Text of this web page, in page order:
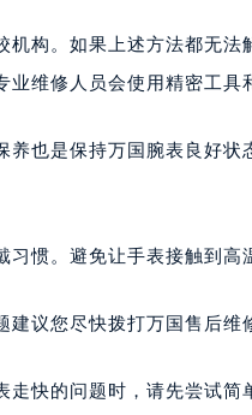
机构。如果上述方法都无
业维修人员会使用精密工具
养也是保持万国腕表良好
习惯。避免让手表接触到高
建议您尽快拨打万国售后维
走快的问题时，请先尝试